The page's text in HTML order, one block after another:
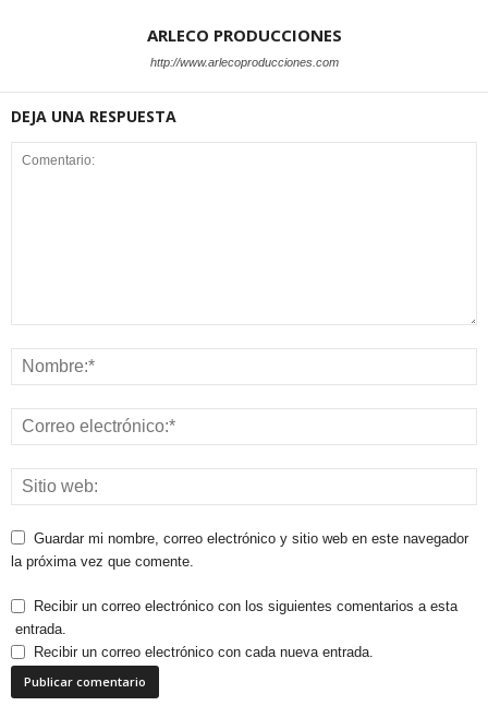
ARLECO PRODUCCIONES
http://www.arlecoproducciones.com
DEJA UNA RESPUESTA
Guardar mi nombre, correo electrónico y sitio web en este navegador
la próxima vez que comente.
Recibir un correo electrónico con los siguientes comentarios a esta
entrada.
Recibir un correo electrónico con cada nueva entrada.